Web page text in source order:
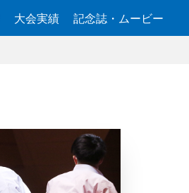
大会実績 記念誌・ムービー